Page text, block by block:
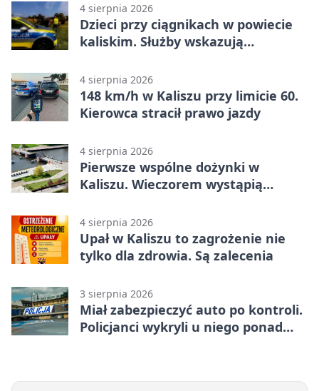
4 sierpnia 2026
Dzieci przy ciągnikach w powiecie
kaliskim. Służby wskazują
4 sierpnia 2026
148 km/h w Kaliszu przy limicie 60.
Kierowca stracił prawo jazdy
4 sierpnia 2026
Pierwsze wspólne dożynki w
Kaliszu. Wieczorem wystąpią
4 sierpnia 2026
Upał w Kaliszu to zagrożenie nie
tylko dla zdrowia. Są zalecenia
3 sierpnia 2026
Miał zabezpieczyć auto po kontroli.
Policjanci wykryli u niego ponad